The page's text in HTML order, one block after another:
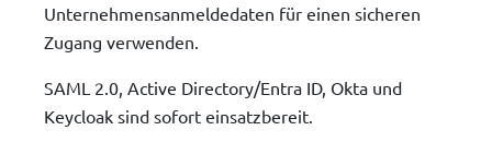
Unternehmensanmeldedaten für einen sicheren
Zugang verwenden.
SAML 2.0, Active Directory/Entra ID, Okta und
Keycloak sind sofort einsatzbereit.